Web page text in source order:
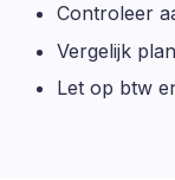
Controleer
Vergelijk
Let op btw